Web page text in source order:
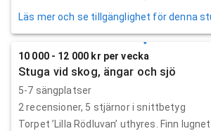
Läs mer och se tillgänglighet för denna
10 000 - 12 000 kr per vecka
Stuga vid skog, ängar och sjö
5-7 sängplatser
2 recensioner, 5 stjärnor i snittbetyg
Torpet ’Lilla Rödluvan’ uthyres. Finn